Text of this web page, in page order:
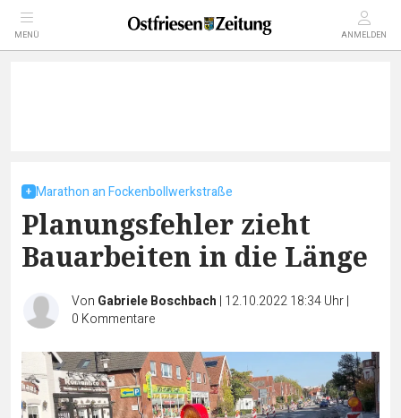
MENÜ ANMELDEN
Marathon an Fockenbollwerkstraße
Planungsfehler zieht
Bauarbeiten in die Länge
Von Gabriele Boschbach | 12.10.2022 18:34 Uhr|
0 Kommentare